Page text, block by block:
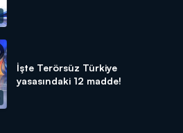
İşte Terörsüz Türkiye
yasasındaki 12 madde!